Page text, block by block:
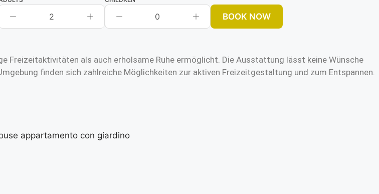
2 0 BOOK NOW
Freizeitaktivitäten als auch erholsame Ruhe ermöglicht. Die Ausstattung lässt keine Wünsche
finden sich zahlreiche Möglichkeiten zur aktiven Freizeitgestaltung und zum Entspannen.